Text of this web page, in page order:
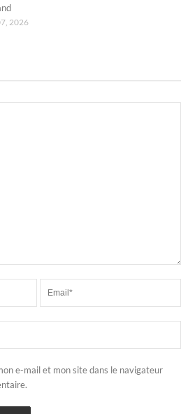
2026
e-mail et mon site dans le navigateur